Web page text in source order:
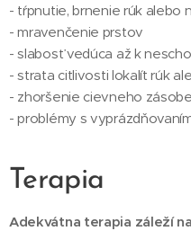
- tŕpnutie, brnenie rúk alebo
- mravenčenie prstov
- slabosť vedúca až k
- strata citlivosti lokalít rúk
- zhoršenie cievneho
- problémy s
Terapia
Adekvátna terapia záleží